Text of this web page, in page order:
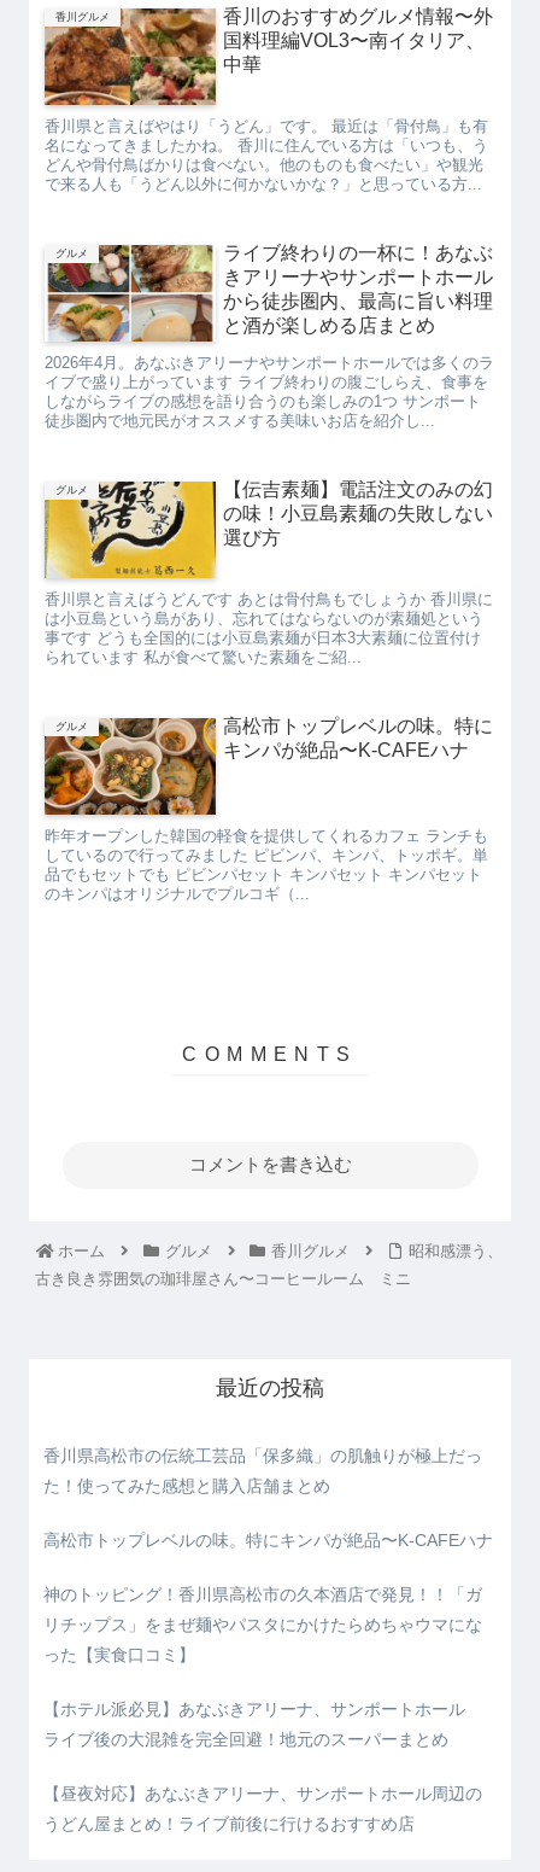
香川グルメ
香川のおすすめグルメ情報〜外
国料理編VOL3〜南イタリア、
中華
香川県と言えばやはり「うどん」です。 最近は「骨付鳥」も有
名になってきましたかね。 香川に住んでいる方は「いつも、う
どんや骨付鳥ばかりは食べない。他のものも食べたい」や観光
で来る人も「うどん以外に何かないかな？」と思っている方...
グルメ
ライブ終わりの一杯に！あなぶ
きアリーナやサンポートホール
から徒歩圏内、最高に旨い料理
と酒が楽しめる店まとめ
2026年4月。あなぶきアリーナやサンポートホールでは多くのラ
イブで盛り上がっています ライブ終わりの腹ごしらえ、食事を
しながらライブの感想を語り合うのも楽しみの1つ サンポート
徒歩圏内で地元民がオススメする美味いお店を紹介し...
グルメ
【伝吉素麺】電話注文のみの幻
の味！小豆島素麺の失敗しない
選び方
香川県と言えばうどんです あとは骨付鳥もでしょうか 香川県に
は小豆島という島があり、忘れてはならないのが素麺処という
事です どうも全国的には小豆島素麺が日本3大素麺に位置付け
られています 私が食べて驚いた素麺をご紹...
グルメ
高松市トップレベルの味。特に
キンパが絶品〜K-CAFEハナ
昨年オープンした韓国の軽食を提供してくれるカフェ ランチも
しているので行ってみました ピビンパ、キンパ、トッポギ。単
品でもセットでも ピビンパセット キンパセット キンパセット
のキンパはオリジナルでプルコギ（...
コメントを書き込む
ホーム グルメ 香川グルメ
昭和感漂う、
古き良き雰囲気の珈琲屋さん〜コーヒールーム ミニ
最近の投稿
香川県高松市の伝統工芸品「保多織」の肌触りが極上だっ
た！使ってみた感想と購入店舗まとめ
高松市トップレベルの味。特にキンパが絶品〜K-CAFEハナ
神のトッピング！香川県高松市の久本酒店で発見！！「ガ
リチップス」をまぜ麺やパスタにかけたらめちゃウマにな
った【実食口コミ】
【ホテル派必見】あなぶきアリーナ、サンポートホール
ライブ後の大混雑を完全回避！地元のスーパーまとめ
【昼夜対応】あなぶきアリーナ、サンポートホール周辺の
うどん屋まとめ！ライブ前後に行けるおすすめ店